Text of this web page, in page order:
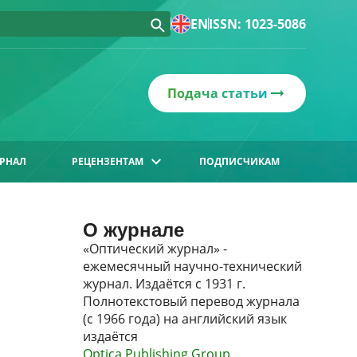
ENISSN: 1023-5086
Подача статьи
РЕЦЕНЗЕНТАМ ПОДПИСЧИКАМ
О журнале
«Оптический журнал» -
ежемесячный научно-технический
журнал. Издаётся с 1931 г.
Полнотекстовый перевод журнала
(с 1966 года) на английский язык
издаётся